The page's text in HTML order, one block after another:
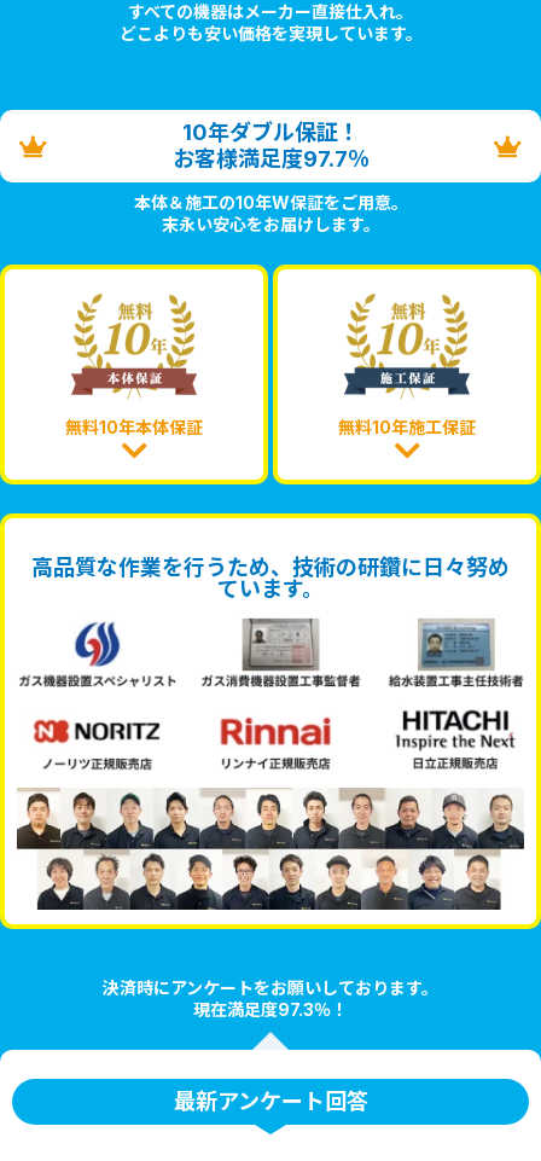
すべての機器はメーカー直接仕入れ。
どこよりも安い価格を実現しています。
10年ダブル保証！
お客様満足度97.7％
本体＆施工の10年W保証をご用意。
末永い安心をお届けします。
無料10年本体保証 無料10年施工保証
高品質な作業を行うため、技術の研鑽に日々努め
ています。
決済時にアンケートをお願いしております。
現在満足度97.3％！
最新アンケート回答